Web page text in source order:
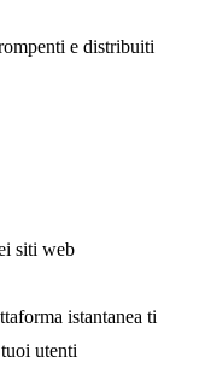
e distribuiti
siti web
istantanea ti
utenti